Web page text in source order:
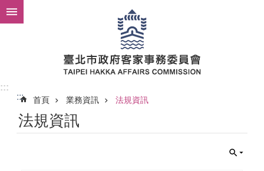
跳到主要內容區塊
:::
:::
首頁 業務資訊 法規資訊
法規資訊